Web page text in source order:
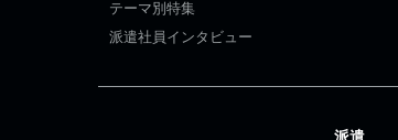
テーマ別特集
派遣社員インタビュー